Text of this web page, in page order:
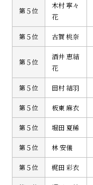
第５位
木村 寧々
花
第５位 古賀 桃奈
第５位
酒井 恵結
花
第５位 田村 結羽
第５位 板東 麻衣
第５位 堀田 夏稀
第５位 林 安儀
第５位 梶田 彩衣